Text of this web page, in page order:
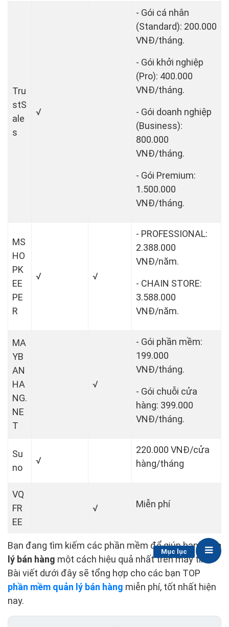
Mục lục
Tru
stS
ale
s
√
- Gói cá nhân
(Standard): 200.000
VNĐ/tháng.
- Gói khởi nghiệp
(Pro): 400.000
VNĐ/tháng.
- Gói doanh nghiệp
(Business):
800.000
VNĐ/tháng.
- Gói Premium:
1.500.000
VNĐ/tháng.
MS
HO
PK
EE
PE
R
√ √
- PROFESSIONAL:
2.388.000
VNĐ/năm.
- CHAIN STORE:
3.588.000
VNĐ/năm.
MA
YB
AN
HA
NG.
NE
T
√
- Gói phần mềm:
199.000
VNĐ/tháng.
- Gói chuỗi cửa
hàng: 399.000
VNĐ/tháng.
Su
no
√
220.000 VNĐ/cửa
hàng/tháng
VQ
FR
EE
√ Miễn phí
Bạn đang tìm kiếm các phần mềm để giúp bạn quản
lý bán hàng một cách hiệu quả nhất trên máy tính.
Bài viết dưới đây sẽ tổng hợp cho các bạn TOP
phần mềm quản lý bán hàng miễn phí, tốt nhất hiện
nay.